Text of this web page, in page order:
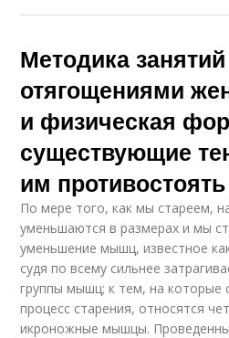
Методика
отягощениями
и физическая
существующие
им противостоять
По мере того, как мы стареем,
уменьшаются в размерах и мы
уменьшение мышц, известное
судя по всему сильнее
группы мышц; к тем, на которые
процесс старения, относятся
икроножные мышцы.